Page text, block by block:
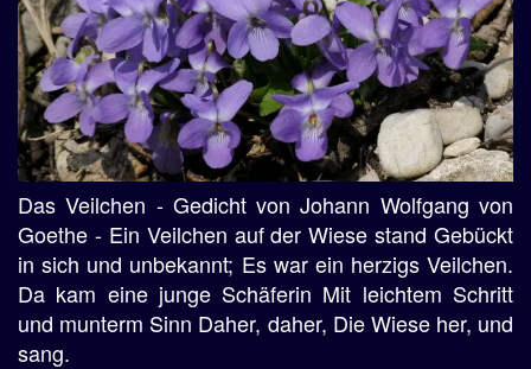
Das Veilchen - Gedicht von Johann Wolfgang von
Goethe - Ein Veilchen auf der Wiese stand Gebückt
in sich und unbekannt; Es war ein herzigs Veilchen.
Da kam eine junge Schäferin Mit leichtem Schritt
und munterm Sinn Daher, daher, Die Wiese her, und
sang.